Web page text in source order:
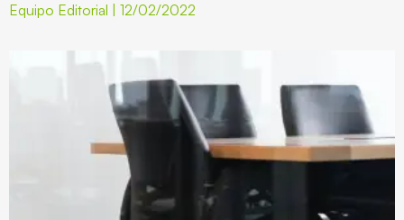
Equipo Editorial 12/02/2022